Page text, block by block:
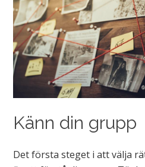
Känn din grupp
Det första steget i att välja